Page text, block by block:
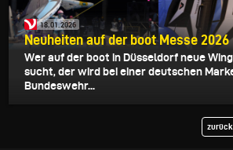
18.01.2026
Neuheiten auf der boot Messe 2026
Wer auf der boot in Düsseldorf neue
sucht, der wird bei einer deutschen
Bundeswehr...